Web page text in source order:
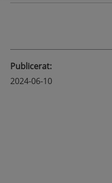
Publicerat:
2024-06-10